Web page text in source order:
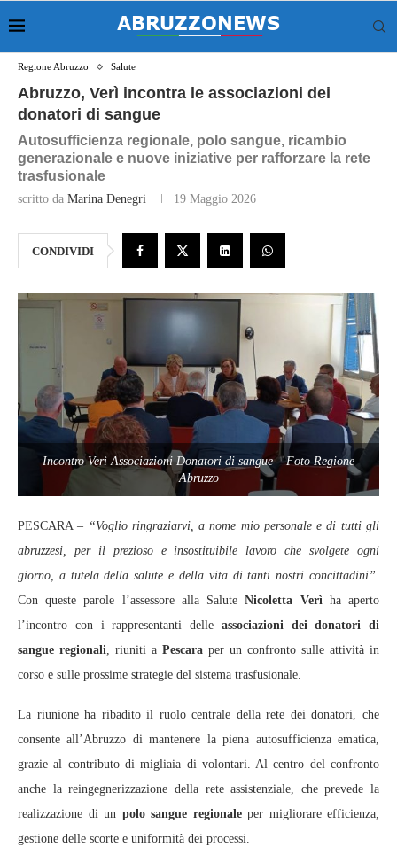
Regione Abruzzo Salute
Abruzzo, Verì incontra le associazioni dei
donatori di sangue
Autosufficienza regionale, polo sangue, ricambio
generazionale e nuove iniziative per rafforzare la rete
trasfusionale
scritto da Marina Denegri 19 Maggio 2026
CONDIVIDI
Incontro Verì Associazioni Donatori di sangue – Foto Regione
Abruzzo
PESCARA – “Voglio ringraziarvi, a nome mio personale e di tutti gli
abruzzesi, per il prezioso e insostituibile lavoro che svolgete ogni
giorno, a tutela della salute e della vita di tanti nostri concittadini”.
Con queste parole l’assessore alla SaluteNicoletta Verìha aperto
l’incontro con i rappresentanti delle associazioni dei donatori di
sangue regionali, riuniti a Pescara per un confronto sulle attività in
corso e sulle prossime strategie del sistema trasfusionale.
La riunione ha ribadito il ruolo centrale della rete dei donatori, che
consente all’Abruzzo di mantenere la piena autosufficienza ematica,
grazie al contributo di migliaia di volontari. Al centro del confronto
anche la reingegnerizzazione della rete assistenziale, che prevede la
realizzazione di un polo sangue regionaleper migliorare efficienza,
gestione delle scorte e uniformità dei processi.